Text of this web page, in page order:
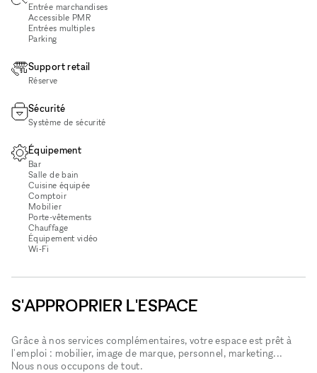
Entrée marchandises
Accessible PMR
Entrées multiples
Parking
Support retail
Réserve
Sécurité
Système de sécurité
Équipement
Bar
Salle de bain
Cuisine équipée
Comptoir
Mobilier
Porte-vêtements
Chauffage
Équipement vidéo
Wi‑Fi
S'APPROPRIER L'ESPACE
Grâce à nos services complémentaires, votre espace est prêt à
l'emploi : mobilier, image de marque, personnel, marketing...
Nous nous occupons de tout.